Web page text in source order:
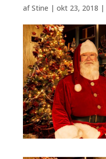
afStine | okt 23, 2018 |